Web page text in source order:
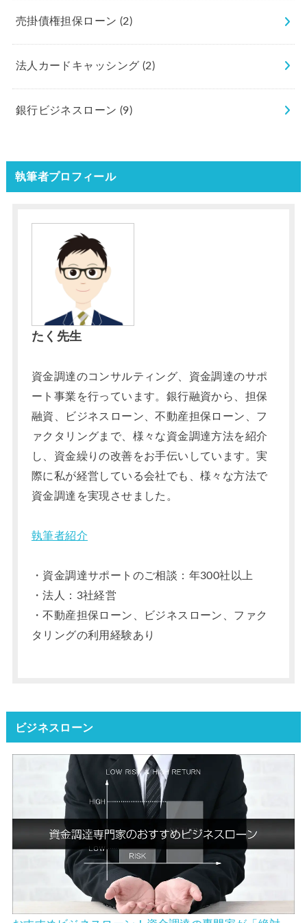
売掛債権担保ローン (2)
法人カードキャッシング (2)
銀行ビジネスローン (9)
執筆者プロフィール
たく先生
資金調達のコンサルティング、資金調達のサポ
ート事業を行っています。銀行融資から、担保
融資、ビジネスローン、不動産担保ローン、フ
ァクタリングまで、様々な資金調達方法を紹介
し、資金繰りの改善をお手伝いしています。実
際に私が経営している会社でも、様々な方法で
資金調達を実現させました。
執筆者紹介
・資金調達サポートのご相談：年300社以上
・法人：3社経営
・不動産担保ローン、ビジネスローン、ファク
タリングの利用経験あり
ビジネスローン